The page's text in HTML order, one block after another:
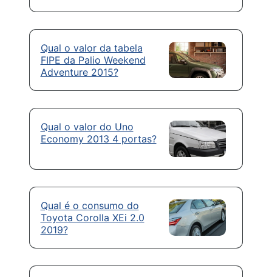
Qual o valor da tabela
FIPE da Palio Weekend
Adventure 2015?
Qual o valor do Uno
Economy 2013 4 portas?
Qual é o consumo do
Toyota Corolla XEi 2.0
2019?